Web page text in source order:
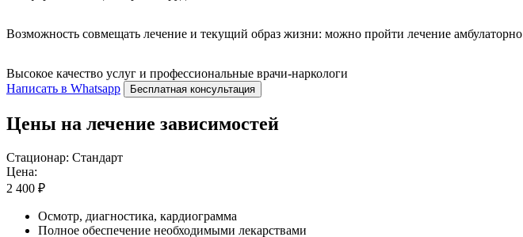
Возможность совмещать лечение и текущий образ жизни: можно пройти лечение амбулаторно
Высокое качество услуг и профессиональные врачи-наркологи
Написать в Whatsapp
Бесплатная консультация
Цены на лечение зависимостей
Стационар: Стандарт
Цена:
2 400 ₽
Осмотр, диагностика, кардиограмма
Полное обеспечение необходимыми лекарствами